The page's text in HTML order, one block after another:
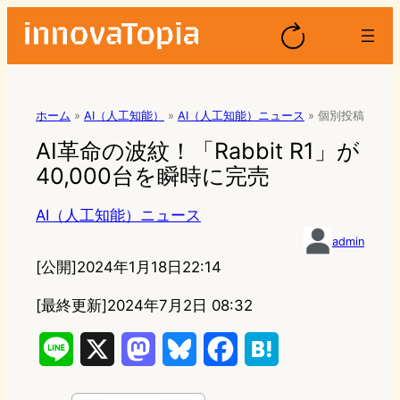
ホーム » AI（人工知能） » AI（人工知能）ニュース » 個別投稿
AI革命の波紋！「Rabbit R1」が
40,000台を瞬時に完売
AI（人工知能）ニュース
admin
[公開]2024年1月18日22:14
[最終更新]2024年7月2日 08:32